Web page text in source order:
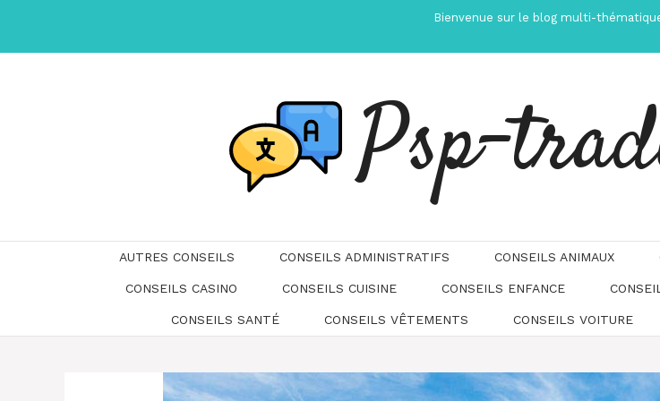
contenu
Bienvenue sur le blog multi-
Psp-
AUTRES CONSEILS CONSEILS ADMINISTRATIFS CONSEILS ANIMAUX
CONSEILS CASINO CONSEILS CUISINE CONSEILS ENFANCE
CONSEILS SANTÉ CONSEILS VÊTEMENTS CONSEILS VOITURE
Menu